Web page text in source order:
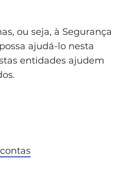
ou seja, à Segurança
ajudá-lo nesta
entidades ajudem